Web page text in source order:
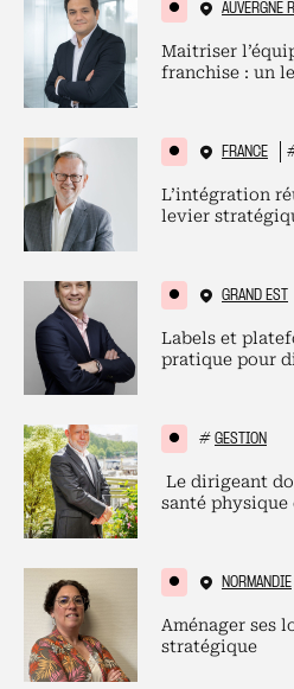
AUVERGNE
Maitriser
franchise : un
FRANCE
L’intégration
levier
GRAND EST
Labels et
pratique pour
# GESTION
Le dirigeant
santé physique
NORMANDIE
Aménager ses
stratégique